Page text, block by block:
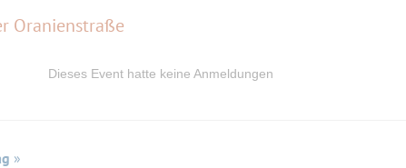
Oranienstraße
Dieses Event hatte keine Anmeldungen
»